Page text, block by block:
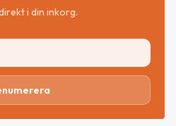
i din inkorg.